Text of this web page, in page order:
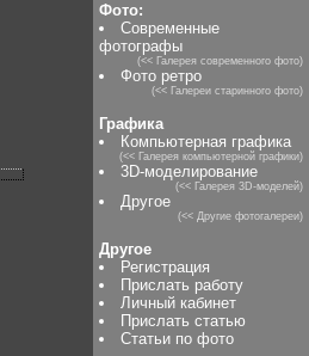
Фото:
Современные
фотографы
(<< Галерея современного фото)
Фото ретро
(<< Галереи старинного фото)
Графика
Компьютерная графика
(<< Галерея компьютерной графики)
3D-моделирование
(<< Галерея 3D-моделей)
Другое
(<< Другие фотогалереи)
Другое
Регистрация
Прислать работу
Личный кабинет
Прислать статью
Статьи по фото